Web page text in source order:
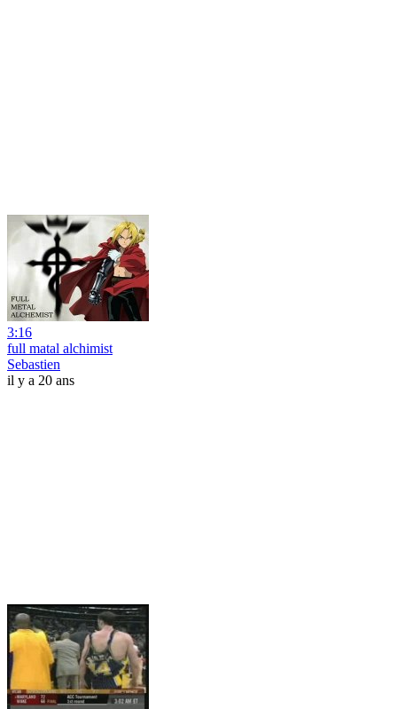
3:16
full matal alchimist
Sebastien
il y a 20 ans